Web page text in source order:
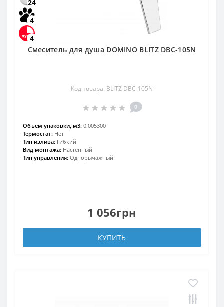
24
4
4
Смеситель для душа DOMINO BLITZ DBC-105N
Код товара: BLITZ DBC-105N
0
Объём упаковки, м3: 0.005300
Термостат: Нет
Тип излива: Гибкий
Вид монтажа: Настенный
Тип управления: Однорычажный
1 056грн
КУПИТЬ